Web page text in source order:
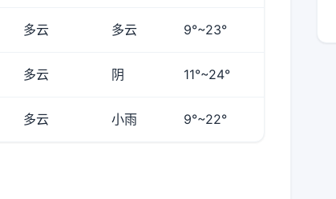
多云 多云 9°~23°
多云 阴 11°~24°
多云 小雨 9°~22°